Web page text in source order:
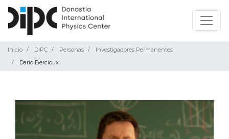
Inicio DIPC Personas
Investigadores Permanentes
Dario Bercioux